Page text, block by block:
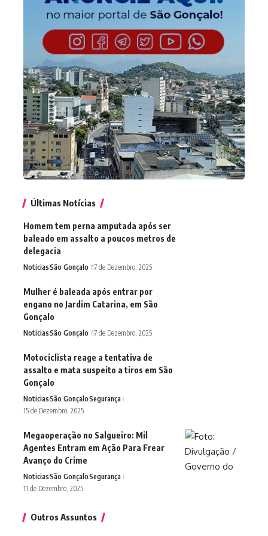
Últimas Notícias
Homem tem perna amputada após ser
baleado em assalto a poucos metros de
delegacia
NoticiasSão Gonçalo 17 de Dezembro, 2025
Mulher é baleada após entrar por
engano no Jardim Catarina, em São
Gonçalo
NoticiasSão Gonçalo 17 de Dezembro, 2025
Motociclista reage a tentativa de
assalto e mata suspeito a tiros em São
Gonçalo
NoticiasSão GonçaloSegurança
15 de Dezembro, 2025
Megaoperação no Salgueiro: Mil
Agentes Entram em Ação Para Frear
Avanço do Crime
NoticiasSão GonçaloSegurança
11 de Dezembro, 2025
Outros Assuntos